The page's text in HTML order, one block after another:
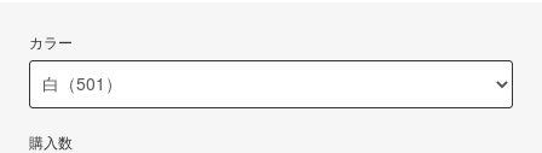
カラー
購入数